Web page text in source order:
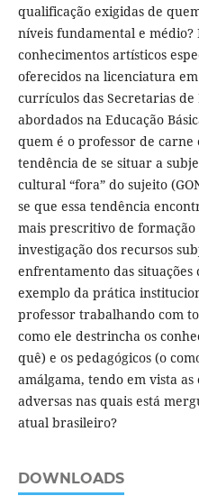
qualificação exigidas de
níveis fundamental e
conhecimentos artísticos
oferecidos na licenciatura em
currículos das Secretarias de
abordados na Educação
quem é o professor de
tendência de se situar a
cultural “fora” do sujeito
se que essa tendência
mais prescritivo de
investigação dos recursos
enfrentamento das situações
exemplo da prática
professor trabalhando com
como ele destrincha os
quê) e os pedagógicos (o
amálgama, tendo em vista as
adversas nas quais está
atual brasileiro?
DOWNLOADS